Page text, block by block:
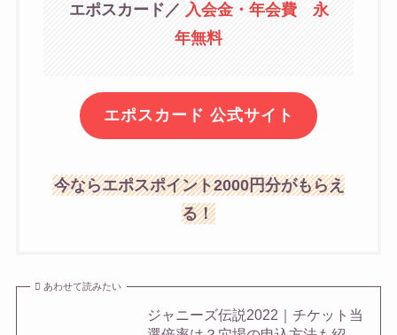
エポスカード ／ 入会金・年会費 永
年無料
エポスカード 公式サイト
今ならエポスポイント2000円分がもらえ
る！
あわせて読みたい
ジャニーズ伝説2022｜チケット当